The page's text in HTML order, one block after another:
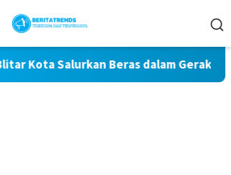
Salurkan Beras dalam Gerakan Pangan